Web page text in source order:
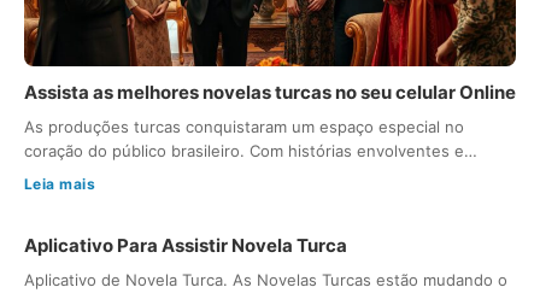
Assista as melhores novelas turcas no seu celular Online
As produções turcas conquistaram um espaço especial no
coração do público brasileiro. Com histórias envolventes e…
Leia mais
Aplicativo Para Assistir Novela Turca
Aplicativo de Novela Turca. As Novelas Turcas estão mudando o